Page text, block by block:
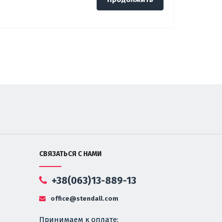
СВЯЗАТЬСЯ С НАМИ
+38(063)13-889-13
office@stendall.com
Принимаем к оплате: